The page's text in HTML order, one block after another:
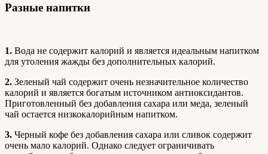
Разные напитки
1. Вода не содержит калорий и является идеальным напитком
для утоления жажды без дополнительных калорий.
2. Зеленый чай содержит очень незначительное количество
калорий и является богатым источником антиоксидантов.
Приготовленный без добавления сахара или меда, зеленый
чай остается низкокалорийным напитком.
3. Черный кофе без добавления сахара или сливок содержит
очень мало калорий. Однако следует ограничивать